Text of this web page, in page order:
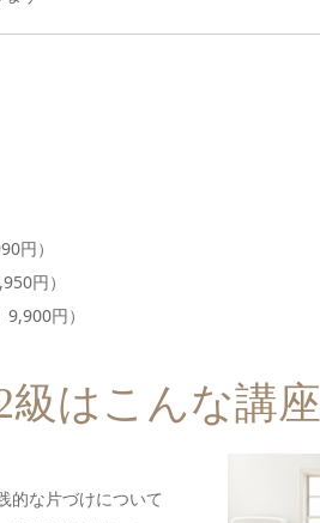
）
円）
円）
はこんな講座
的な片づけについて